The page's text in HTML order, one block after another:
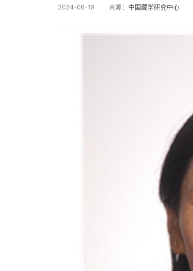
2024-06-19 来源： 中国藏学研究中心